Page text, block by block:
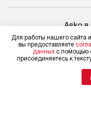
Asko в
Для работы нашего сайта
вы предоставляете
данных с помощью
присоединяетесь к